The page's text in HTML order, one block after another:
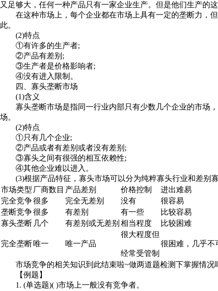
又足够大，任何一种产品只有一家企业生产。但是他们生产的
在这种市场上，每个企业都在市场上具有一定的垄断力，但
此。
(2)特点
①有许多的生产者;
②产品有差别;
③生产者是价格影响者;
④没有进入限制。
四、寡头垄断市场
(1)含义
寡头垄断市场是指同一行业内部只有少数几个企业的市场，
场。
(2)特点
①只有几个企业;
②产品或者有差别或者没有差别;
③寡头之间有很强的相互依赖性;
④其他企业难以进入。
(3)根据产品特征，寡头市场可以分为纯粹寡头行业和差别
市场类型 厂商数目 产品差别 价格控制
进出难易
完全竞争很多 完全无差别 没有
很容易
垄断竞争很多 有差别 有一些
比较容易
寡头垄断 几个 有差别或无差别 相当程度 比较困难
完全垄断唯一 唯一产品
很大程度但
经常受管制
很困难，几乎不
市场竞争的相关知识到此结束啦~做两道题检测下掌握情况
【例题】
1. (单选题)( )市场上一般没有竞争者。